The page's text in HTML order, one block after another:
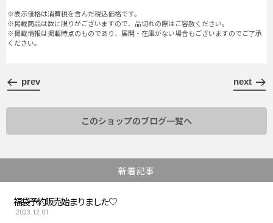
※表示価格は消費税を含んだ税込価格です。
※掲載商品は数に限りがございますので、品切れの際はご容赦ください。
※掲載情報は掲載時点のものであり、展開・在庫がない場合もございますのでご了承
ください。
prev next
このショップのブログ一覧へ
新着記事
福袋予約販売始まりました♡
2023.12.01